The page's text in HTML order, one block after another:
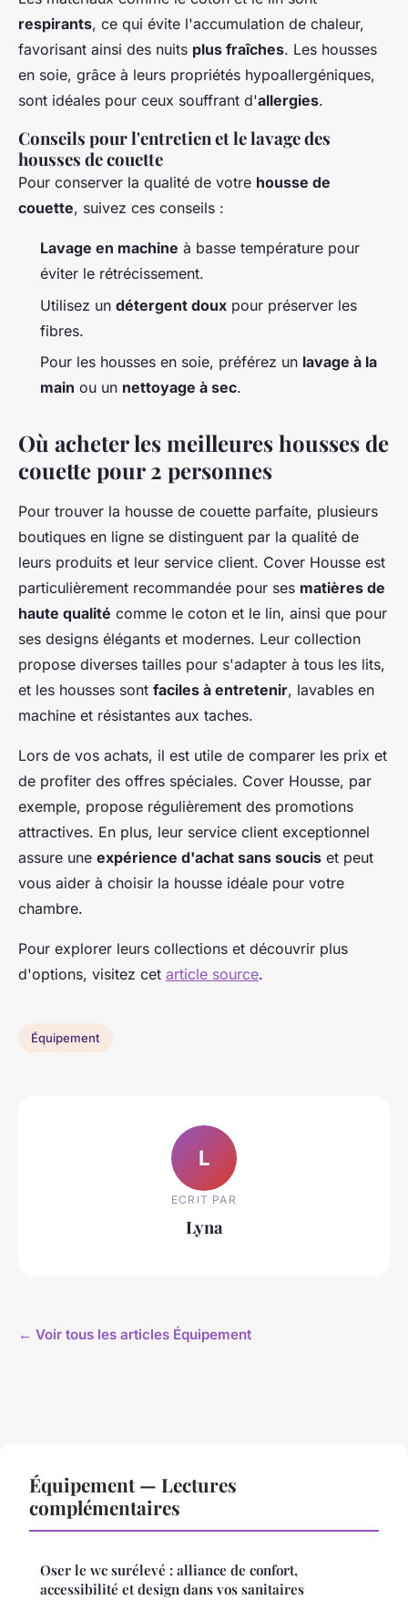
respirants, ce qui évite l'accumulation de chaleur,
favorisant ainsi des nuits plus fraîches. Les housses
en soie, grâce à leurs propriétés hypoallergéniques,
sont idéales pour ceux souffrant d'allergies.
Conseils pour l'entretien et le lavage des
housses de couette
Pour conserver la qualité de votre housse de
couette, suivez ces conseils :
Lavage en machine à basse température pour
éviter le rétrécissement.
Utilisez un détergent doux pour préserver les
fibres.
Pour les housses en soie, préférez un lavage à la
main ou un nettoyage à sec.
Où acheter les meilleures housses de
couette pour 2 personnes
Pour trouver la housse de couette parfaite, plusieurs
boutiques en ligne se distinguent par la qualité de
leurs produits et leur service client. Cover Housse est
particulièrement recommandée pour ses matières de
haute qualité comme le coton et le lin, ainsi que pour
ses designs élégants et modernes. Leur collection
propose diverses tailles pour s'adapter à tous les lits,
et les housses sont faciles à entretenir, lavables en
machine et résistantes aux taches.
Lors de vos achats, il est utile de comparer les prix et
de profiter des offres spéciales. Cover Housse, par
exemple, propose régulièrement des promotions
attractives. En plus, leur service client exceptionnel
assure une expérience d'achat sans soucis et peut
vous aider à choisir la housse idéale pour votre
chambre.
Pour explorer leurs collections et découvrir plus
d'options, visitez cet article source.
Équipement
L
ECRIT PAR
Lyna
← Voir tous les articles Équipement
Équipement — Lectures
complémentaires
Oser le wc surélevé : alliance de confort,
accessibilité et design dans vos sanitaires